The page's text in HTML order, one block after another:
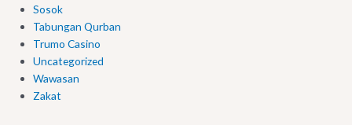
Sosok
Tabungan Qurban
Trumo Casino
Uncategorized
Wawasan
Zakat